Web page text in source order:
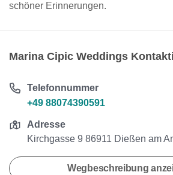
schöner Erinnerungen.
Marina Cipic Weddings
Telefonnummer
+49 88074390591
Adresse
Kirchgasse 9 86911 Dießen am
Wegbeschreibung